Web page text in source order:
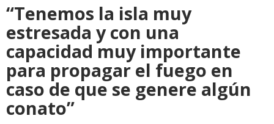
“Tenemos la isla muy
estresada y con una
capacidad muy importante
para propagar el fuego en
caso de que se genere algún
conato”